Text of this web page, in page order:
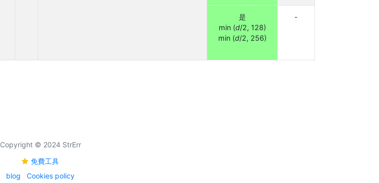
是
min (d/2, 128)
min (d/2, 256)
-
Copyright © 2024 StrErr
免費工具
blog
Cookies policy